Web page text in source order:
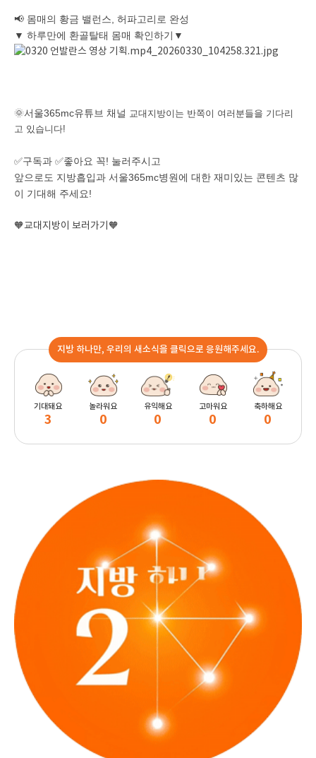
📢 몸매의 황금 밸런스, 허파고리로 완성
▼ 하루만에 환골탈태 몸매 확인하기▼
🌞서울365mc유튜브 채널 교대지방이는 반쪽이 여러분들을 기다리
고 있습니다!
✅구독과 ✅좋아요 꼭! 눌러주시고
앞으로도 지방흡입과 서울365mc병원에 대한 재미있는 콘텐츠 많
이 기대해 주세요!
🧡교대지방이 보러가기🧡
지방 하나만, 우리의 새소식을 클릭으로 응원해주세요.
기대돼요
3
놀라워요
0
유익해요
0
고마워요
0
축하해요
0